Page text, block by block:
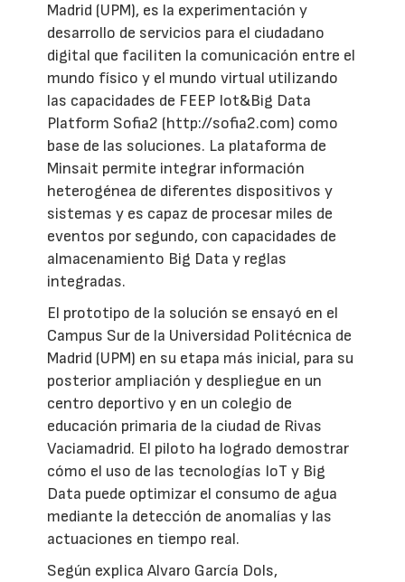
Madrid (UPM), es la experimentación y
desarrollo de servicios para el ciudadano
digital que faciliten la comunicación entre el
mundo físico y el mundo virtual utilizando
las capacidades de FEEP Iot&Big Data
Platform Sofia2 (http://sofia2.com) como
base de las soluciones. La plataforma de
Minsait permite integrar información
heterogénea de diferentes dispositivos y
sistemas y es capaz de procesar miles de
eventos por segundo, con capacidades de
almacenamiento Big Data y reglas
integradas.
El prototipo de la solución se ensayó en el
Campus Sur de la Universidad Politécnica de
Madrid (UPM) en su etapa más inicial, para su
posterior ampliación y despliegue en un
centro deportivo y en un colegio de
educación primaria de la ciudad de Rivas
Vaciamadrid. El piloto ha logrado demostrar
cómo el uso de las tecnologías IoT y Big
Data puede optimizar el consumo de agua
mediante la detección de anomalías y las
actuaciones en tiempo real.
Según explica Alvaro García Dols,